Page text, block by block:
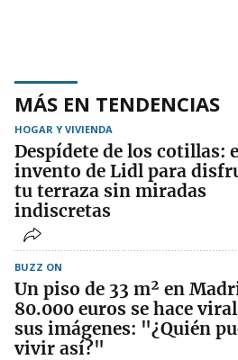
MÁS EN TENDENCIAS
HOGAR Y VIVIENDA
Despídete de los cotillas:
invento de Lidl para
tu terraza sin miradas
indiscretas
BUZZ ON
Un piso de 33 m² en
80.000 euros se hace
sus imágenes: "¿Quién
vivir así?"